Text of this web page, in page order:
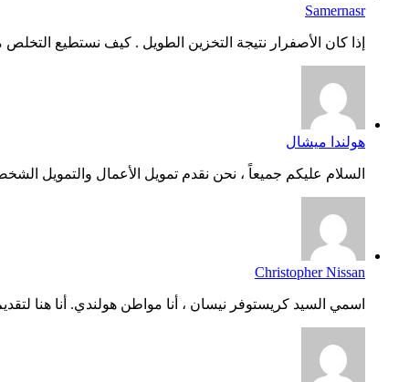
Samernasr
إذا كان الأصفرار نتيجة التخزين الطويل . كيف نستطيع
هولندا ميشال
السلام عليكم جميعاً ، نحن نقدم تمويل الأعمال والتمويل
Christopher Nissan
اسمي السيد كريستوفر نيسان ، أنا مواطن هولندي. أنا هنا